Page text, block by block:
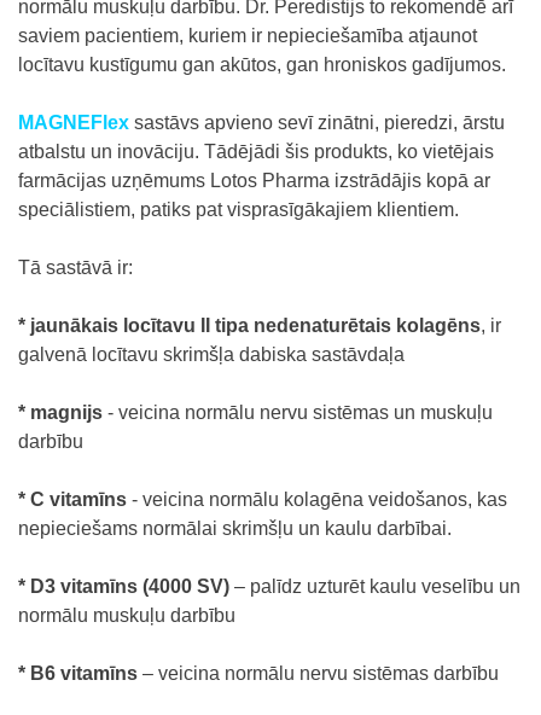
normālu muskuļu darbību. Dr. Peredistijs to rekomendē arī
saviem pacientiem, kuriem ir nepieciešamība atjaunot
locītavu kustīgumu gan akūtos, gan hroniskos gadījumos.
MAGNEFlex sastāvs apvieno sevī zinātni, pieredzi, ārstu
atbalstu un inovāciju. Tādējādi šis produkts, ko vietējais
farmācijas uzņēmums Lotos Pharma izstrādājis kopā ar
speciālistiem, patiks pat visprasīgākajiem klientiem.
Tā sastāvā ir:
* jaunākais locītavu II tipa nedenaturētais kolagēns, ir
galvenā locītavu skrimšļa dabiska sastāvdaļa
* magnijs - veicina normālu nervu sistēmas un muskuļu
darbību
* C vitamīns - veicina normālu kolagēna veidošanos, kas
nepieciešams normālai skrimšļu un kaulu darbībai.
* D3 vitamīns (4000 SV) – palīdz uzturēt kaulu veselību un
normālu muskuļu darbību
* B6 vitamīns – veicina normālu nervu sistēmas darbību